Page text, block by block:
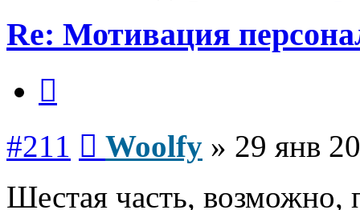
Re: Мотивация
#211 Woolfy » 29 янв
Шестая часть, возможно,